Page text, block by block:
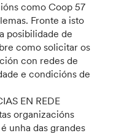
como Coop 57
Fronte a isto
posibilidade de
como solicitar os
con redes de
e condicións de
EN REDE
organizacións
unha das grandes